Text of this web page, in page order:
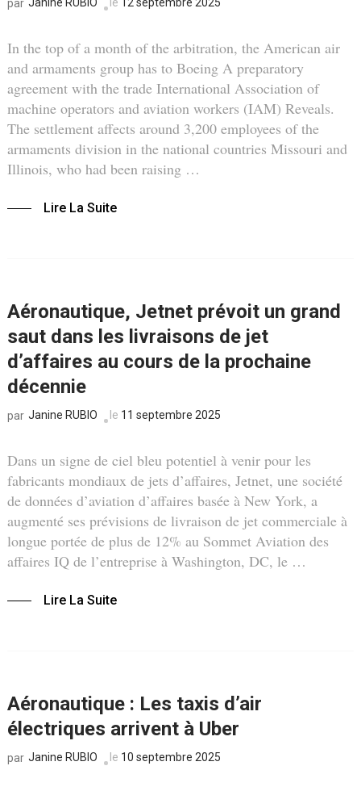
par Janine RUBIO le 12 septembre 2025
In the top of a month of the arbitration, the American air
and armaments group has to Boeing A preparatory
agreement with the trade International Association of
machine operators and aviation workers (IAM) Reveals.
The settlement affects around 3,200 employees of the
armaments division in the national countries Missouri and
Illinois, who had been raising …
Lire La Suite
Aéronautique, Jetnet prévoit un grand
saut dans les livraisons de jet
d’affaires au cours de la prochaine
décennie
par Janine RUBIO le 11 septembre 2025
Dans un signe de ciel bleu potentiel à venir pour les
fabricants mondiaux de jets d’affaires, Jetnet, une société
de données d’aviation d’affaires basée à New York, a
augmenté ses prévisions de livraison de jet commerciale à
longue portée de plus de 12% au Sommet Aviation des
affaires IQ de l’entreprise à Washington, DC, le …
Lire La Suite
Aéronautique : Les taxis d’air
électriques arrivent à Uber
par Janine RUBIO le 10 septembre 2025